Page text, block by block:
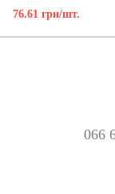
76.61 грн/шт.
066